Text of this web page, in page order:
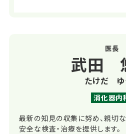
医長
武田
たけだ ゆ
消化器内
最新の知見の収集に努め、親切
安全な検査・治療を提供します。